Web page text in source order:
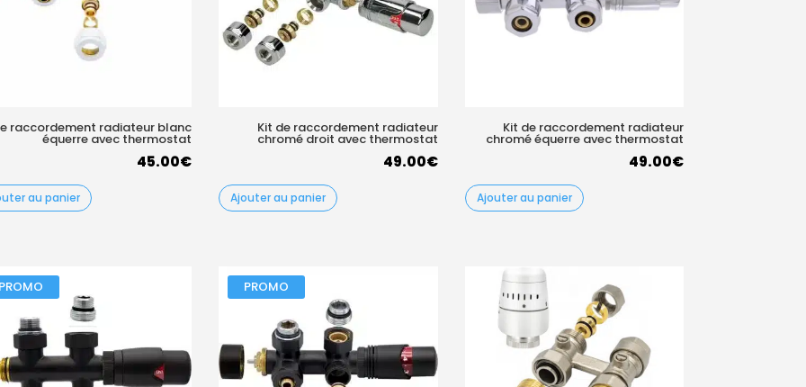
raccordement radiateur blanc
équerre avec thermostat
45.00€
au panier
Kit de raccordement radiateur
chromé droit avec thermostat
49.00€
Ajouter au panier
Kit de raccordement radiateur
chromé équerre avec thermostat
49.00€
Ajouter au panier
PROMO